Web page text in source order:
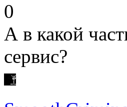
0
А в какой
сервис?